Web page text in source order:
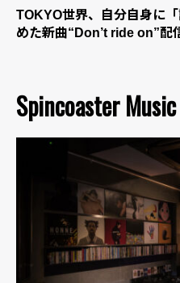
TOKYO世界、自分自身に
めた新曲“Don’t ride on”配
Spincoaster